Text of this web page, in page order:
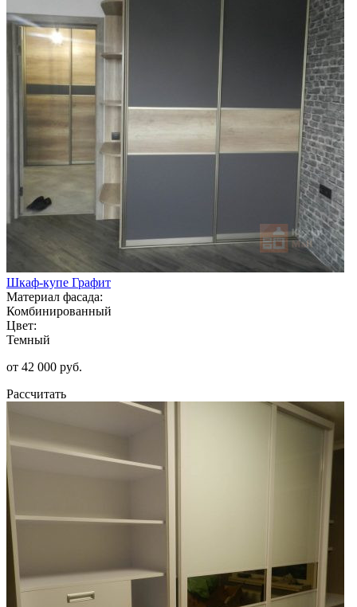
Шкаф-купе Графит
Материал фасада:
Комбинированный
Цвет:
Темный
от 42 000 руб.
Рассчитать